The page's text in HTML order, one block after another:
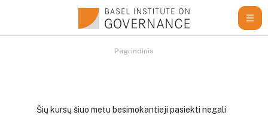
Pagrindinis
Šių kursų šiuo metu besimokantieji pasiekti negali